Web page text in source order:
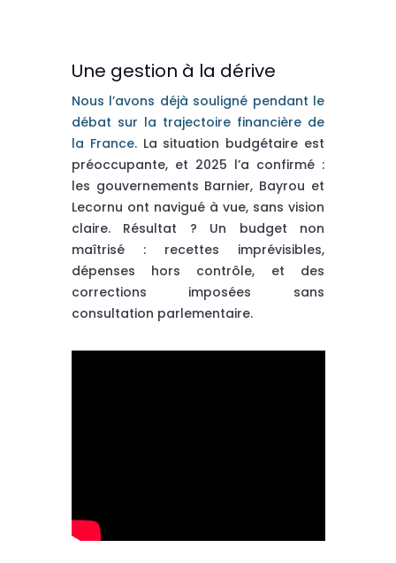
Une gestion à la dérive
Nous l’avons déjà souligné pendant le
débat sur la trajectoire financière de
la France.La situation budgétaire est
préoccupante, et 2025 l’a confirmé :
les gouvernements Barnier, Bayrou et
Lecornu ont navigué à vue, sans vision
claire. Résultat ? Un budget non
maîtrisé : recettes imprévisibles,
dépenses hors contrôle, et des
corrections imposées sans
consultation parlementaire.